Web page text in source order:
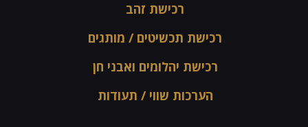
רכישת זהב
רכישת תכשיטים / מותגים
רכישת יהלומים ואבני חן
הערכות שווי / תעודות